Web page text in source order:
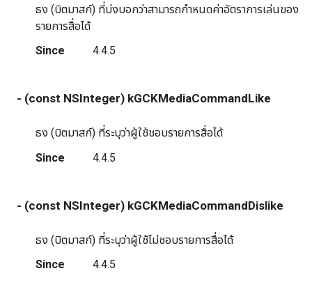
ธง (บิตมาสก์) ที่บ่งบอกว่าสามารถกำหนดค่าอัตราการเล่นของ
รายการสื่อได้
Since
4.4.5
- (const NSInteger) kGCKMediaCommandLike
ธง (บิตมาสก์) ที่ระบุว่าผู้ใช้ชอบรายการสื่อได้
Since
4.4.5
- (const NSInteger) kGCKMediaCommandDislike
ธง (บิตมาสก์) ที่ระบุว่าผู้ใช้ไม่ชอบรายการสื่อได้
Since
4.4.5